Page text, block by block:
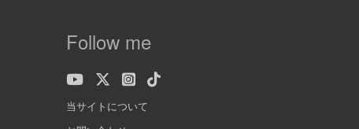
Follow me
当サイトについて